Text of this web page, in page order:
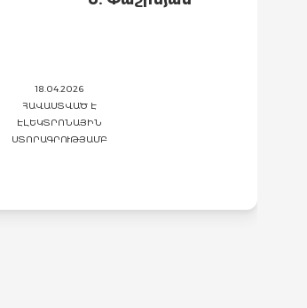
18.04.2026
ՀԱՎԱՍՏՎԱԾ Է
ԷԼԵԿՏՐՈՆԱՅԻՆ
ՍՏՈՐԱԳՐՈՒԹՅԱՄԲ